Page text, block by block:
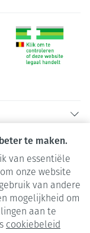
te maken.
van essentiële
onze website
van andere
mogelijkheid om
aan te
cookiebeleid